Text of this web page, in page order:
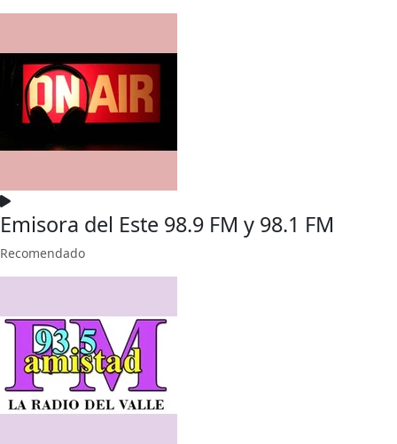
Emisora del Este 98.9 FM y 98.1 FM
Recomendado